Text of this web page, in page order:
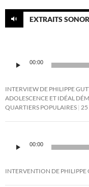
EXTRAITS
audio
00:00
INTERVIEW DE PHILIPPE
ADOLESCENCE ET IDÉAL
QUARTIERS POPULAIRES 25
audio
00:00
INTERVENTION DE PHILIPPE